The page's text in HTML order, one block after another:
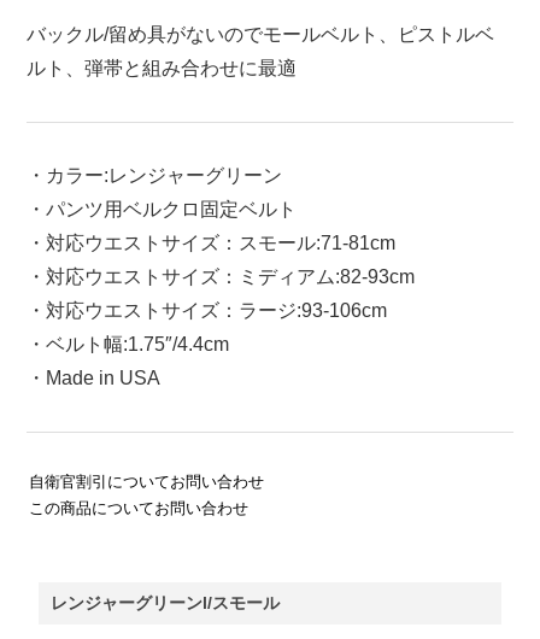
バックル/留め具がないのでモールベルト、ピストルベ
ルト、弾帯と組み合わせに最適
・カラー:レンジャーグリーン
・パンツ用ベルクロ固定ベルト
・対応ウエストサイズ：スモール:71-81cm
・対応ウエストサイズ：ミディアム:82-93cm
・対応ウエストサイズ：ラージ:93-106cm
・ベルト幅:1.75″/4.4cm
・Made in USA
自衛官割引についてお問い合わせ
この商品についてお問い合わせ
レンジャーグリーンl/スモール